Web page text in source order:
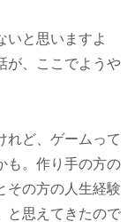
いと思いますよ
が、ここでようや
れど、ゲームって
も。作り手の方の
その方の人生経験
と思えてきたので